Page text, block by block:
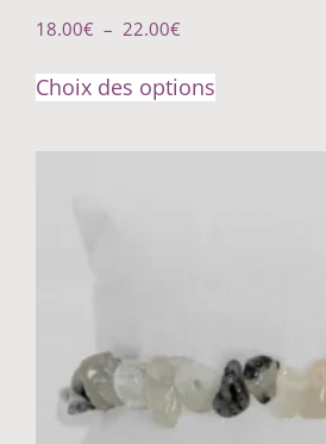
18.00€ – 22.00€
Choix des options